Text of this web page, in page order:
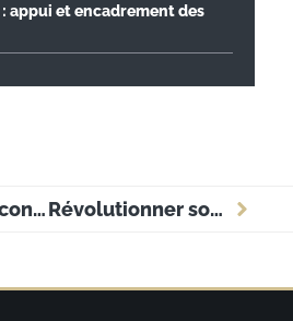
appui et encadrement des
Les meilleurs conseils pour rédiger une lettre de résiliation de contrat d’assurance Révolutionner son business : les principales étapes d’une transformation réussie